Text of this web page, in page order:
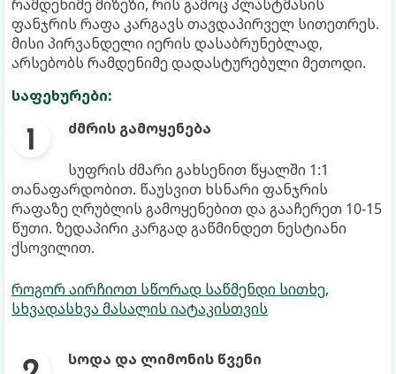
რამდენიმე მიზეზი, რის გამოც პლასტმასის
ფანჯრის რაფა კარგავს თავდაპირველ სითეთრეს.
მისი პირვანდელი იერის დასაბრუნებლად,
არსებობს რამდენიმე დადასტურებული მეთოდი.
საფეხურები:
ძმრის გამოყენება
სუფრის ძმარი გახსენით წყალში 1:1
თანაფარდობით. წაუსვით ხსნარი ფანჯრის
რაფაზე ღრუბლის გამოყენებით და გააჩერეთ 10-15
წუთი. ზედაპირი კარგად გაწმინდეთ ნესტიანი
ქსოვილით.
როგორ აირჩიოთ სწორად საწმენდი სითხე,
სხვადასხვა მასალის იატაკისთვის
სოდა და ლიმონის წვენი